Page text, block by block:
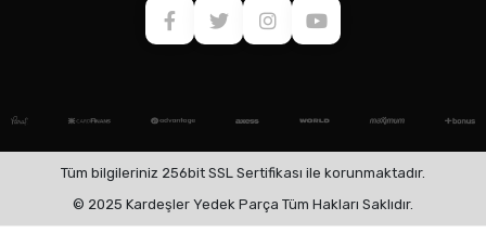
Tüm bilgileriniz 256bit SSL Sertifikası ile korunmaktadır.
© 2025 Kardeşler Yedek Parça Tüm Hakları Saklıdır.